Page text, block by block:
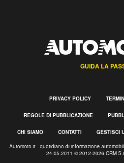
GUIDA LA
PRIVACY POLICY
REGOLE DI PUBBLICAZIONE
CHI SIAMO CONTATTI GESTISCI
Automoto.it - quotidiano di informazione
24.05.2011 © 2012-2026 CRM